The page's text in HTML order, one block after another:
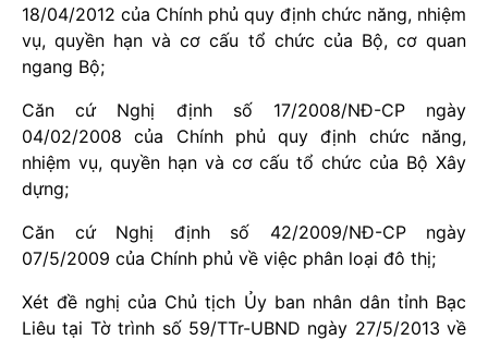
18/04/2012 của Chính phủ quy định chức năng, nhiệm
vụ, quyền hạn và cơ cấu tổ chức của Bộ, cơ quan
ngang Bộ;
Căn cứ Nghị định số 17/2008/NĐ-CP ngày
04/02/2008 của Chính phủ quy định chức năng,
nhiệm vụ, quyền hạn và cơ cấu tổ chức của Bộ Xây
dựng;
Căn cứ Nghị định số 42/2009/NĐ-CP ngày
07/5/2009 của Chính phủ về việc phân loại đô thị;
Xét đề nghị của Chủ tịch Ủy ban nhân dân tỉnh Bạc
Liêu tại Tờ trình số 59/TTr-UBND ngày 27/5/2013 về